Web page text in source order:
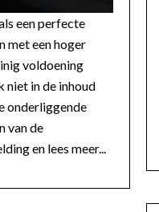
een perfecte
met een hoger
voldoening
in de inhoud
onderliggende
van de
en lees meer...